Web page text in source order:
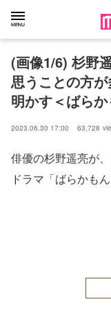
(画像1/6) 杉野
思うことの方
明かす＜ばらか
2023.06.30 17:00 63,728
俳優の杉野遥亮が
ドラマ「ばらかも